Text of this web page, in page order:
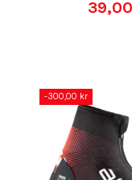
-300,00 kr